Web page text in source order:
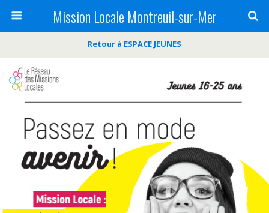
Mission Locale Montreuil-sur-Mer
Retour à ESPACE JEUNES